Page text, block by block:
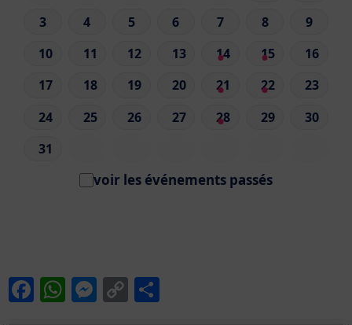
3
4 5 6 7 8
9
10
11 12 13 14 15
16
17
18 19 20 21 22
23
24
25 26 27 28 29
30
31
voir les événements passés
F
W
M
C